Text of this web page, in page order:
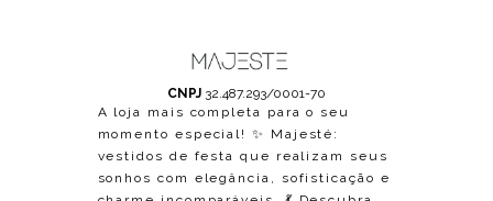
CNPJ 32.487.293/0001-70
A loja mais completa para o seu
momento especial! ✨ Majesté:
vestidos de festa que realizam seus
sonhos com elegância, sofisticação e